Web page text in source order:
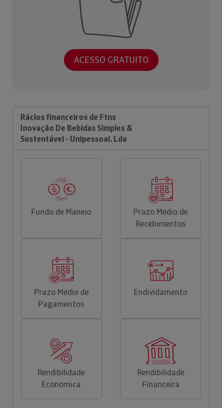
ACESSO GRATUITO
Rácios financeiros de Ftns
Inovação De Bebidas Simples &
Sustentável - Unipessoal, Lda
Fundo de Maneio
Prazo Médio de
Recebimentos
Prazo Médio de
Pagamentos
Endividamento
Rendibilidade
Económica
Rendibilidade
Financeira